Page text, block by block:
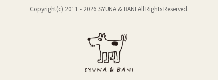
Copyright(c) 2011 - 2026 SYUNA & BANI All Rights Reserved.